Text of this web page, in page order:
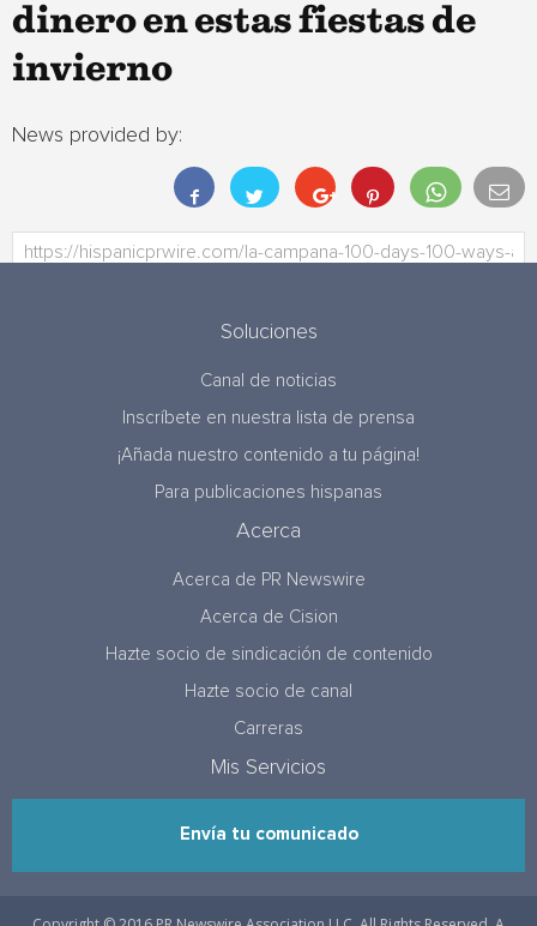
dinero en estas fiestas de
invierno
News provided by:
Soluciones
Canal de noticias
Inscríbete en nuestra lista de prensa
¡Añada nuestro contenido a tu página!
Para publicaciones hispanas
Acerca
Acerca de PR Newswire
Acerca de Cision
Hazte socio de sindicación de contenido
Hazte socio de canal
Carreras
Mis Servicios
Envía tu comunicado